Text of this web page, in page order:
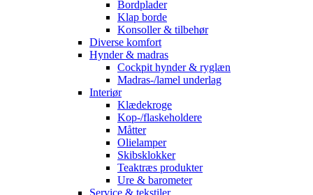
Bordplader
Klap borde
Konsoller & tilbehør
Diverse komfort
Hynder & madras
Cockpit hynder & ryglæn
Madras-/lamel underlag
Interiør
Klædekroge
Kop-/flaskeholdere
Måtter
Olielamper
Skibsklokker
Teaktræs produkter
Ure & barometer